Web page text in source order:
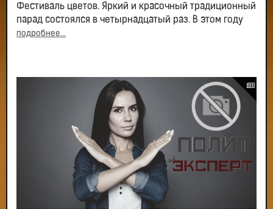
Фестиваль цветов. Яркий и красочный традиционный
парад состоялся в четырнадцатый раз. В этом году
подробнее...